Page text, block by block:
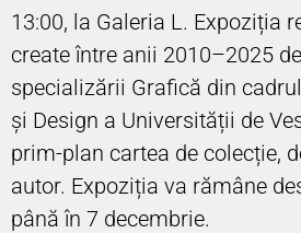
13:00, la Galeria L. Expoziția
create între anii 2010–2025
specializării Grafică din
și Design a Universității de
prim-plan cartea de colecție,
autor. Expoziția va rămâne
până în 7 decembrie.